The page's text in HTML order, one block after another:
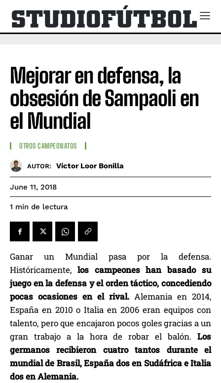
Mejorar en defensa, la
obsesión de Sampaoli en
el Mundial
OTROS CAMPEONATOS
AUTOR: Víctor Loor Bonilla
June 11, 2018
1 min de lectura
Ganar un Mundial pasa por la defensa.
Históricamente, los campeones han basado su
juego en la defensa y el orden táctico, concediendo
pocas ocasiones en el rival. Alemania en 2014,
España en 2010 o Italia en 2006 eran equipos con
talento, pero que encajaron pocos goles gracias a un
gran trabajo a la hora de robar el balón. Los
germanos recibieron cuatro tantos durante el
mundial de Brasil, España dos en Sudáfrica e Italia
dos en Alemania.